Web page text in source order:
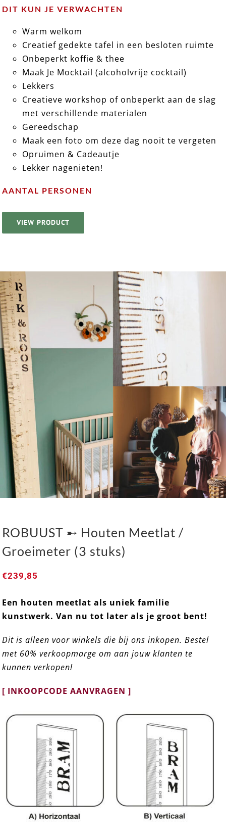
DIT KUN JE VERWACHTEN
Warm welkom
Creatief gedekte tafel in een besloten ruimte
Onbeperkt koffie & thee
Maak Je Mocktail (alcoholvrije cocktail)
Lekkers
Creatieve workshop of onbeperkt aan de slag
met verschillende materialen
Gereedschap
Maak een foto om deze dag nooit te vergeten
Opruimen & Cadeautje
Lekker nagenieten!
AANTAL PERSONEN
VIEW PRODUCT
ROBUUST ➸ Houten Meetlat / Groeimeter (3 stuks)
ROBUUST ➸ Houten Meetlat /
Groeimeter (3 stuks)
€239,85
Een houten meetlat als uniek familie
kunstwerk. Van nu tot later als je groot bent!
Dit is alleen voor winkels die bij ons inkopen. Bestel
met 60% verkoopmarge om aan jouw klanten te
kunnen verkopen!
[ INKOOPCODE AANVRAGEN ]